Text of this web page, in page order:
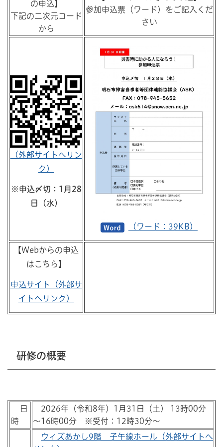
の申込】
下記の二次元コード
から
参加申込票（ワード）をご記入くだ
さい
（外部サイトへリン
ク）
※申込〆切：1月28
日（水）
（ワード：39KB）
【Webからの申込
はこちら】
申込サイト（外部サ
イトへリンク）
研修の概要
日
時
2026年（令和8年）1月31日（土） 13時00分
～16時00分 ※受付：12時30分～
ウィズあかし9階 子午線ホール（外部サイトへ